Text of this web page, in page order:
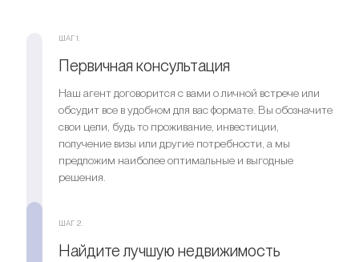
Оставить заявку
Ищете выгодный вариант для
инвестиций?
цене
Оставить заявку
ШАГ 1.
Первичная консультация
Наш агент договорится с вами о личной встрече или
обсудит все в удобном для вас формате. Вы обозначите
свои цели, будь то проживание, инвестиции,
получение визы или другие потребности, а мы
предложим наиболее оптимальные и выгодные
решения.
ШАГ 2.
Найдите лучшую недвижимость